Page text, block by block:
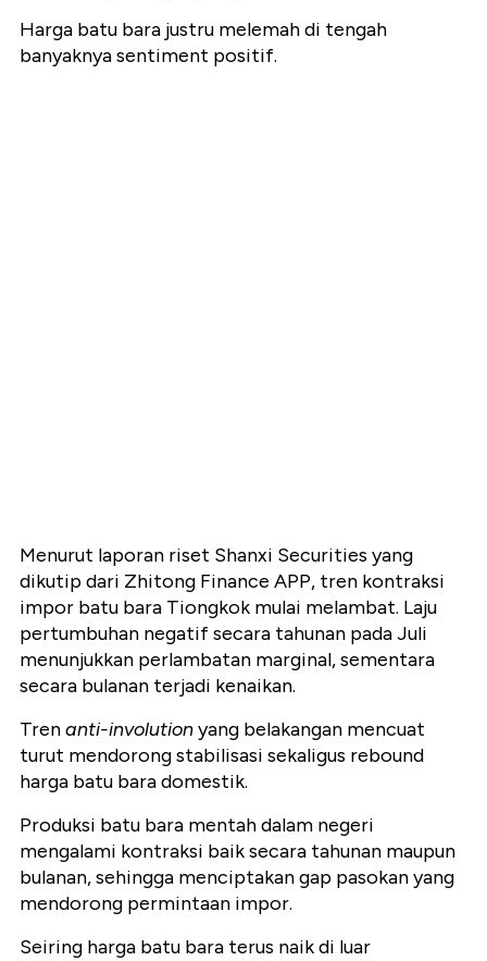
Harga batu bara justru melemah di tengah
banyaknya sentiment positif.
Menurut laporan riset Shanxi Securities yang
dikutip dari Zhitong Finance APP, tren kontraksi
impor batu bara Tiongkok mulai melambat. Laju
pertumbuhan negatif secara tahunan pada Juli
menunjukkan perlambatan marginal, sementara
secara bulanan terjadi kenaikan.
Trenanti-involutionyang belakangan mencuat
turut mendorong stabilisasi sekaligus rebound
harga batu bara domestik.
Produksi batu bara mentah dalam negeri
mengalami kontraksi baik secara tahunan maupun
bulanan, sehingga menciptakan gap pasokan yang
mendorong permintaan impor.
Seiring harga batu bara terus naik di luar